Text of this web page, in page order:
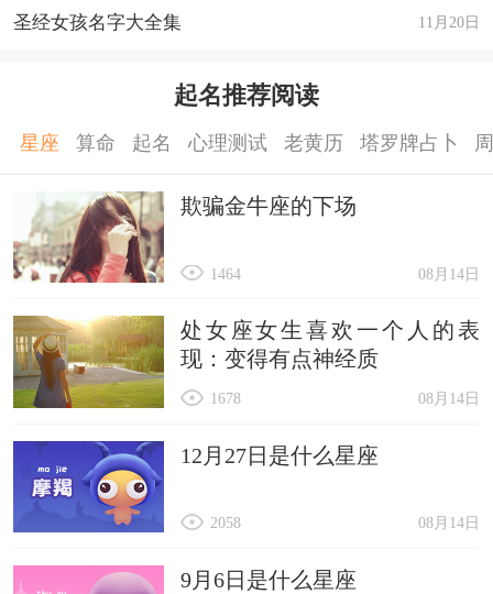
11月20日
圣经女孩名字大全集
起名推荐阅读
星座 算命 起名 心理测试 老黄历 塔罗牌占卜
欺骗金牛座的下场
08月14日
1464
处女座女生喜欢一个人的表
现：变得有点神经质
08月14日
1678
12月27日是什么星座
08月14日
2058
9月6日是什么星座